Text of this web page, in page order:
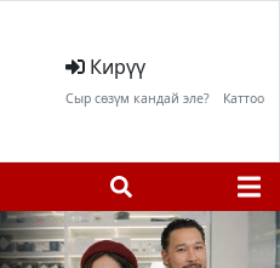
Кирүү
Сыр сөзүм кандай эле? Каттоо